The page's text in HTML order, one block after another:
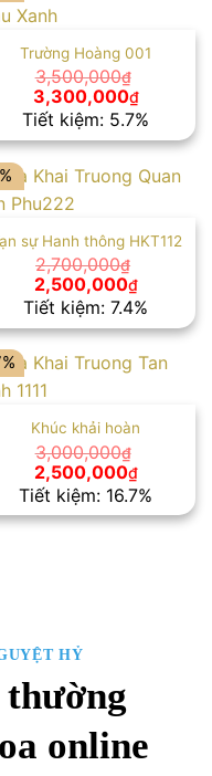
Trường Hoàng 001
3,500,000₫
Giá
gốc
là:
3,500,000₫.
3,300,000₫Giá
hiện
tại
là:
Tiết kiệm: 5.7%
sự Hanh thông HKT112
2,700,000₫
Giá
gốc
là:
2,700,000₫.
2,500,000₫Giá
hiện
tại
là:
Tiết kiệm: 7.4%
Khúc khải hoàn
3,000,000₫
Giá
gốc
là:
3,000,000₫.
2,500,000₫Giá
hiện
tại
là:
Tiết kiệm: 16.7%
HỶ
thường
online